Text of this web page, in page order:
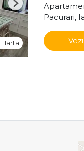
Harta
Next
Pacurari,